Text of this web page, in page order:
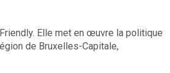
Elle met en œuvre la politique
de Bruxelles-Capitale,